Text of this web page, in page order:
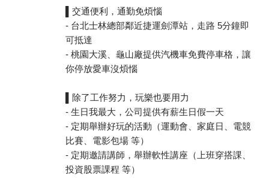
▌交通便利，通勤免煩惱
- 台北士林總部鄰近捷運劍潭站，走路 5分鐘即
可抵達
- 桃園大溪、龜山廠提供汽機車免費停車格，讓
你停放愛車沒煩惱
▌除了工作努力，玩樂也要用力
- 生日我最大，公司提供有薪生日假一天
- 定期舉辦好玩的活動（運動會、家庭日、電競
比賽、電影包場 等）
- 定期邀請講師，舉辦軟性講座（上班穿搭課、
投資股票課程 等）